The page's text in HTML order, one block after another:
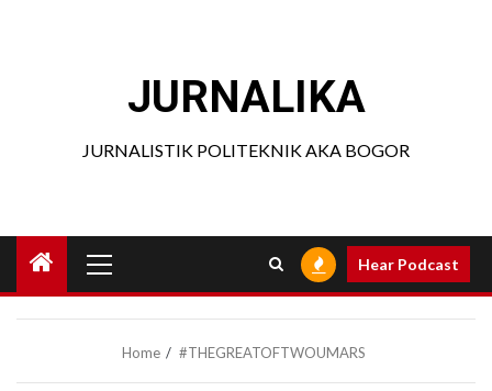
JURNALIKA
JURNALISTIK POLITEKNIK AKA BOGOR
Menu
Hear Podcast
Home #THEGREATOFTWOUMARS